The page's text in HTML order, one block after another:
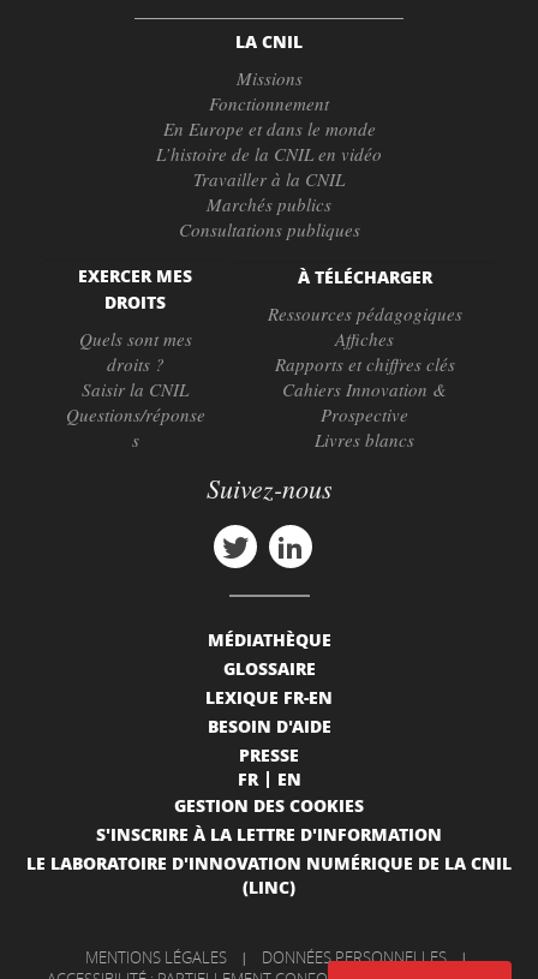
LA CNIL
Missions
Fonctionnement
En Europe et dans le monde
L’histoire de la CNIL en vidéo
Travailler à la CNIL
Marchés publics
Consultations publiques
EXERCER MES
DROITS
Quels sont mes
droits ?
Saisir la CNIL
Questions/réponse
s
À TÉLÉCHARGER
Ressources pédagogiques
Affiches
Rapports et chiffres clés
Cahiers Innovation &
Prospective
Livres blancs
Suivez-nous
MÉDIATHÈQUE
GLOSSAIRE
LEXIQUE FR-EN
BESOIN D'AIDE
PRESSE
FR
EN
GESTION DES COOKIES
S'INSCRIRE À LA LETTRE D'INFORMATION
LE LABORATOIRE D'INNOVATION NUMÉRIQUE DE LA CNIL
(LINC)
MENTIONS LÉGALES | DONNÉES PERSONNELLES |